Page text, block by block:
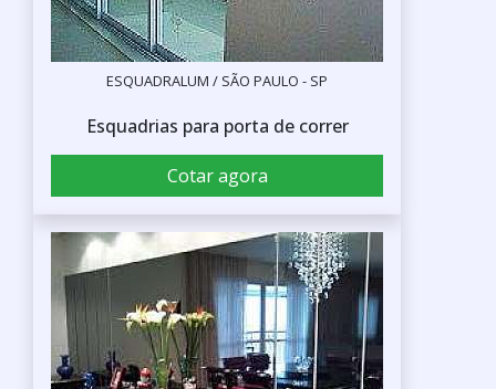
ESQUADRALUM / SÃO PAULO - SP
Esquadrias para porta de correr
Cotar agora